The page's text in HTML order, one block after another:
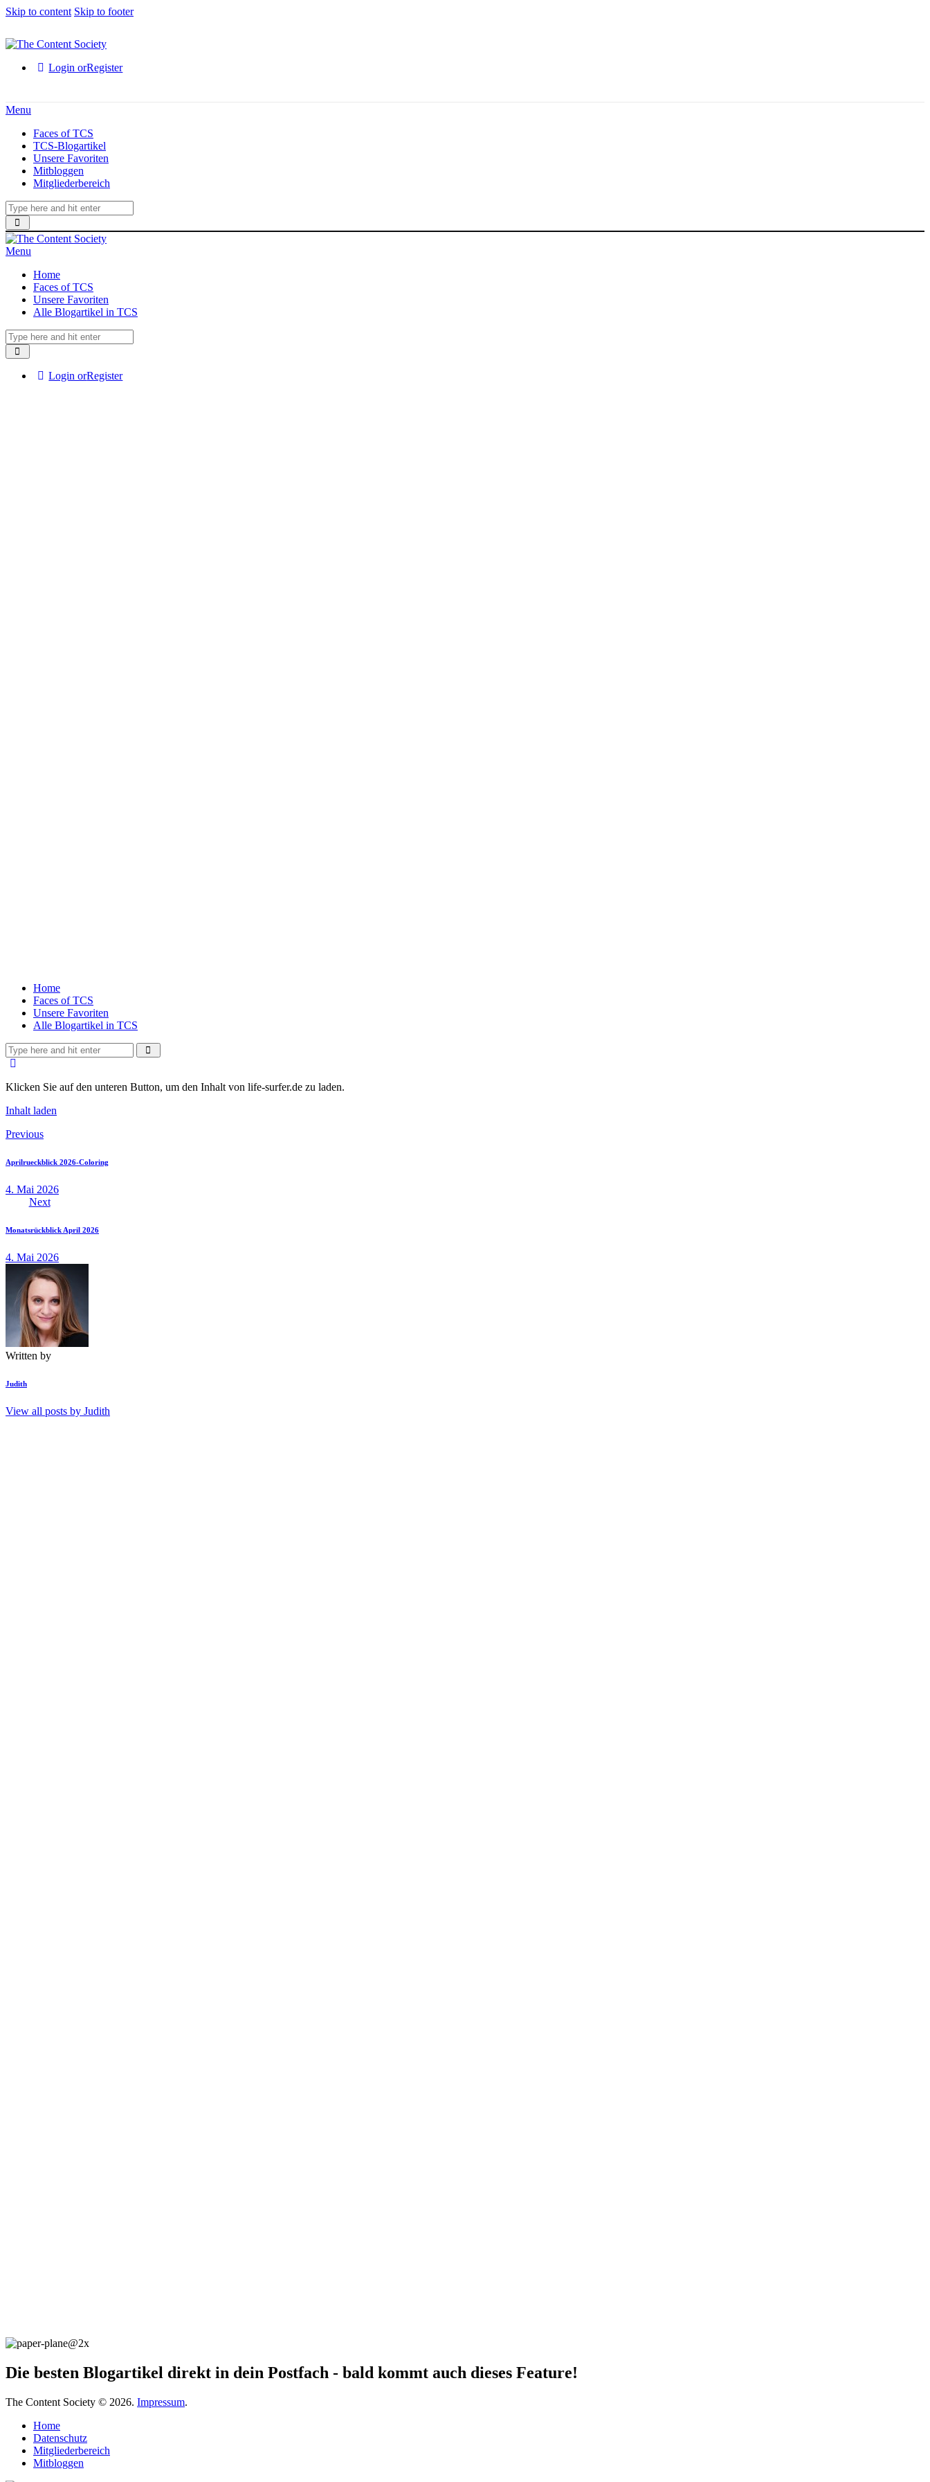
Skip to content Skip to footer
Login orRegister
Menu
Faces of TCS
TCS-Blogartikel
Unsere Favoriten
Mitbloggen
Mitgliederbereich
Menu
Home
Faces of TCS
Unsere Favoriten
Alle Blogartikel in TCS
Login orRegister
Home
Faces of TCS
Unsere Favoriten
Alle Blogartikel in TCS
Klicken Sie auf den unteren Button, um den Inhalt von life-surfer.de zu laden.
Inhalt laden
Beitragsnavigation
Previous
Aprilrueckblick 2026-Coloring
4. Mai 2026
Next
Monatsrückblick April 2026
4. Mai 2026
Written by
Judith
View all posts by Judith
Die besten Blogartikel direkt in dein Postfach - bald kommt auch dieses Feature!
The Content Society © 2026. Impressum.
Home
Datenschutz
Mitgliederbereich
Mitbloggen